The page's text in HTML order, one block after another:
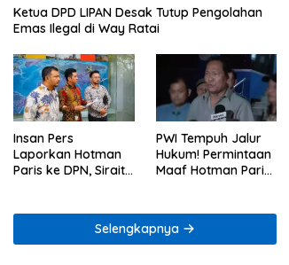
Ketua DPD LIPAN Desak Tutup Pengolahan
Emas Ilegal di Way Ratai
Insan Pers
Laporkan Hotman
Paris ke DPN, Sirait
Etik
PWI Tempuh Jalur
Hukum! Permintaan
Maaf Hotman Paris
Selengkapnya